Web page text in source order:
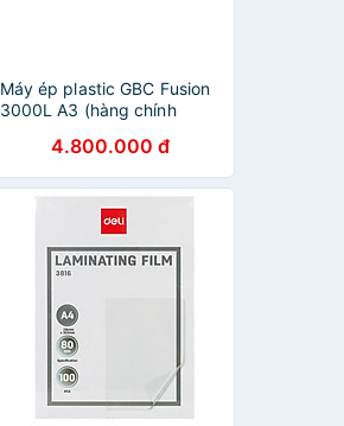
Máy ép plastic GBC Fusion
3000L A3 (hàng chính
4.800.000 đ